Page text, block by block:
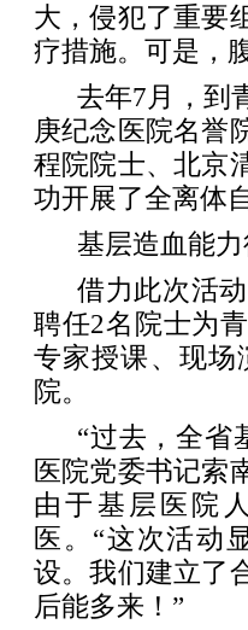
大，侵犯了重要
疗措施。可是，
去年7月，到
庚纪念医院名誉
程院院士、北京
功开展了全离体
基层造血能力
借力此次活
聘任2名院士为
专家授课、现场
院。
“过去，全省
医院党委书记索
由于基层医院
医。“这次活动
设。我们建立了
后能多来！”